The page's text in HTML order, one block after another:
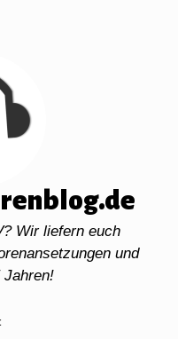
Wir liefern euch
und
Jahren!